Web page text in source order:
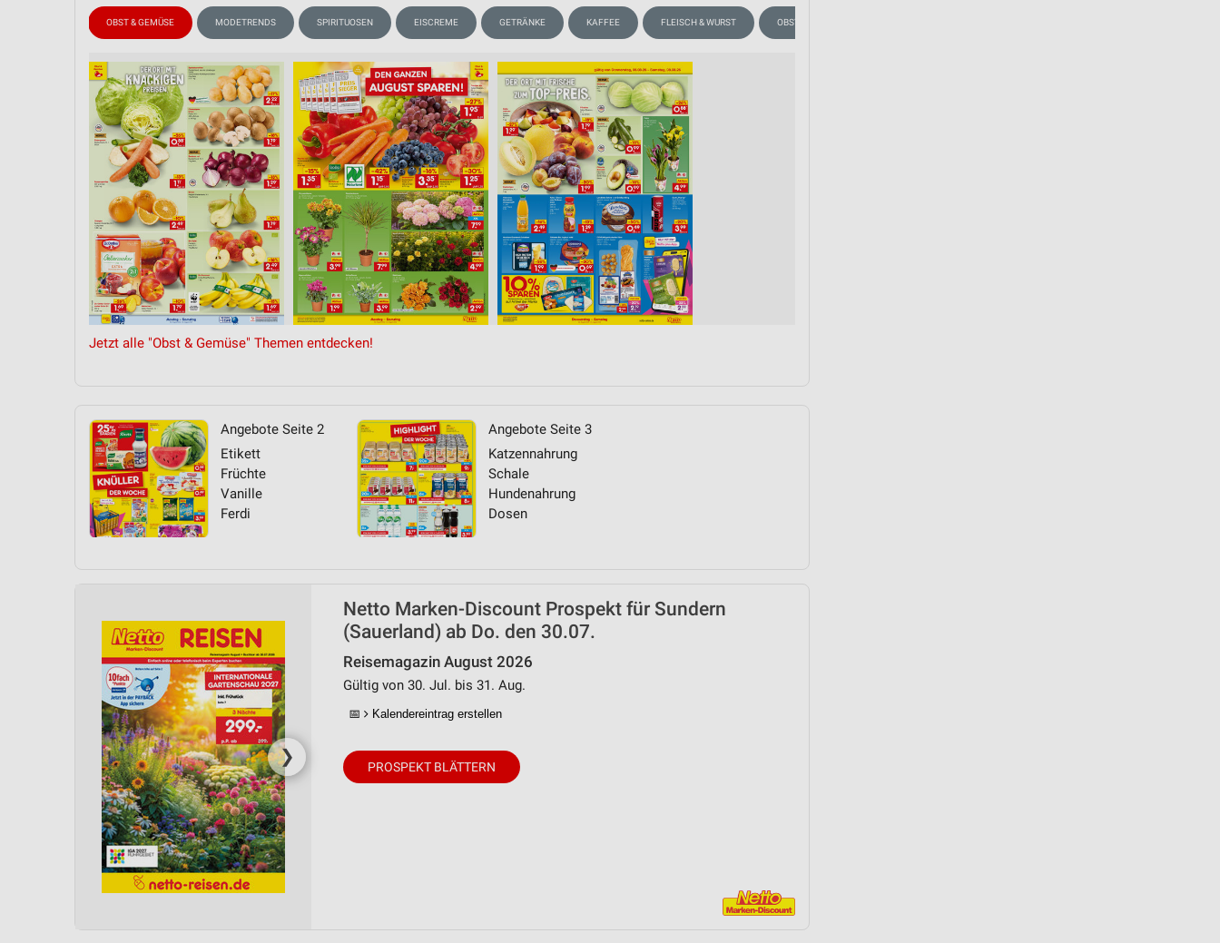
OBST & GEMÜSE MODETRENDS SPIRITUOSEN EISCREME GETRÄNKE KAFFEE FLEISCH & WURST OBST
Jetzt alle "Obst & Gemüse" Themen entdecken!
Angebote Seite 2
Etikett
Früchte
Vanille
Ferdi
Angebote Seite 3
Katzennahrung
Schale
Hundenahrung
Dosen
❯
Netto Marken-Discount Prospekt für Sundern
(Sauerland) ab Do. den 30.07.
Reisemagazin August 2026
Gültig von 30. Jul. bis 31. Aug.
📅 Kalendereintrag erstellen
PROSPEKT BLÄTTERN
Erstellung von Profilen zur Personalisierung von Inhalten
Verwendung von Profilen zur Auswahl personalisierter Inhalte
Messung der Werbeleistung
Messung der Performance von Inhalten
Analyse von Zielgruppen durch Statistiken oder Kombinationen von Daten aus verschiedenen
Entwicklung und Verbesserung der Angebote
Verwendung reduzierter Daten zur Auswahl von Inhalten
IAB-Besonderheiten:
Verwendung genauer Standortdaten
Notwendig
Performance